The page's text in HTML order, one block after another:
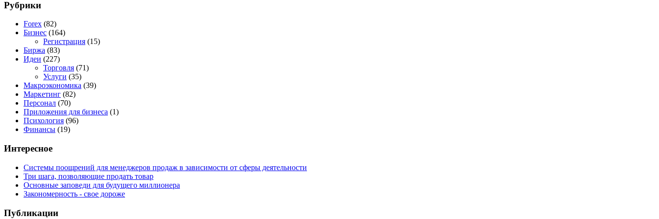
Рубрики
Forex (82)
Бизнес (164)
Регистрация (15)
Биржа (83)
Идеи (227)
Торговля (71)
Услуги (35)
Макроэкономика (39)
Маркетинг (82)
Персонал (70)
Приложения для бизнеса (1)
Психология (96)
Финансы (19)
Интересное
Системы поощрений для менеджеров продаж в зависимости от сферы деятельности
Три шага, позволяющие продать товар
Основные заповеди для будущего миллионера
Закономерность - свое дороже
Публикации